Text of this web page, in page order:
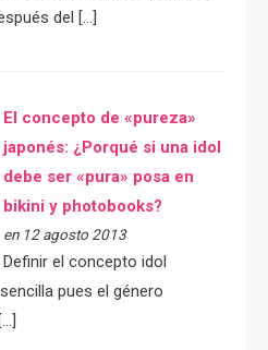
del […]
El concepto de «pureza»
japonés: ¿Porqué si una idol
debe ser «pura» posa en
bikini y photobooks?
en 12 agosto 2013
Definir el concepto idol
pues el género